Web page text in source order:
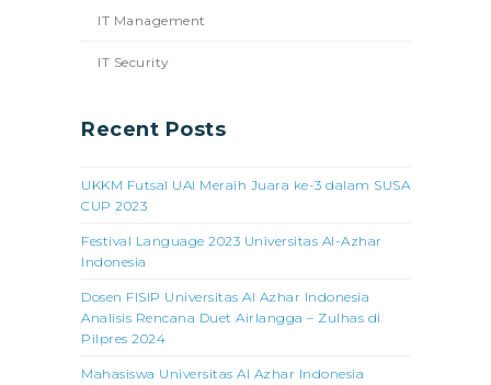
IT Management
IT Security
Recent Posts
UKKM Futsal UAI Meraih Juara ke-3 dalam SUSA
CUP 2023
Festival Language 2023 Universitas Al-Azhar
Indonesia
Dosen FISIP Universitas Al Azhar Indonesia
Analisis Rencana Duet Airlangga – Zulhas di
Pilpres 2024
Mahasiswa Universitas Al Azhar Indonesia